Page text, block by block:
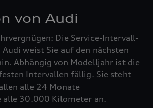
von Audi
Die Service-Intervall-
weist Sie auf den nächsten
Abhängig von Modelljahr ist die
Intervallen fällig. Sie steht
alle 24 Monate
alle 30.000 Kilometer an.